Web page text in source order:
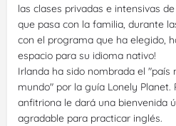
las clases privadas e intensivas
que pasa con la familia, durante
con el programa que ha elegido,
espacio para su idioma nativo!
Irlanda ha sido nombrada el "país
mundo" por la guía Lonely
anfitriona le dará una bienvenida
agradable para practicar inglés.